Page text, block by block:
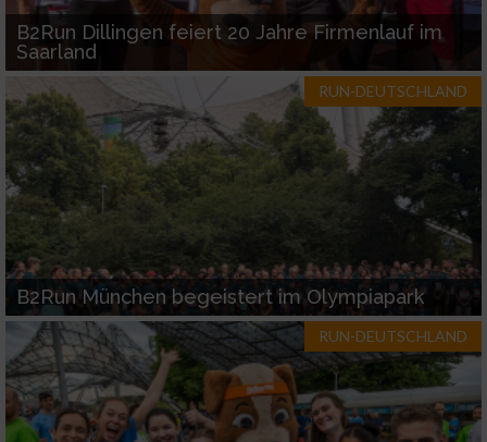
B2Run Dillingen feiert 20 Jahre Firmenlauf im
Saarland
RUN-DEUTSCHLAND
B2Run München begeistert im Olympiapark
RUN-DEUTSCHLAND
Geräte anhand von aktiv angeforderten
Informationen identifizieren
Nicht-IAB-Verarbeitungszwecke:
Notwendig
Performance
Funktional
Werbung